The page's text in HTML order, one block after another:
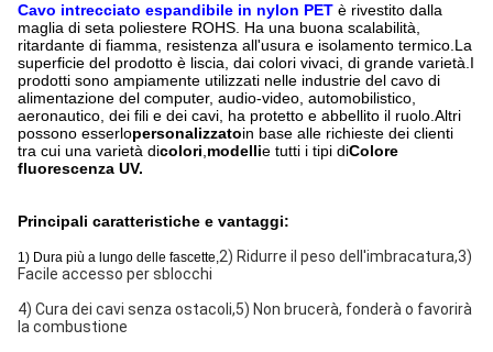
Cavo intrecciato espandibile in nylon PET è rivestito dalla
maglia di seta poliestere ROHS. Ha una buona scalabilità,
ritardante di fiamma, resistenza all'usura e isolamento termico.La
superficie del prodotto è liscia, dai colori vivaci, di grande varietà.I
prodotti sono ampiamente utilizzati nelle industrie del cavo di
alimentazione del computer, audio-video, automobilistico,
aeronautico, dei fili e dei cavi, ha protetto e abbellito il ruolo.Altri
possono esserlopersonalizzatoin base alle richieste dei clienti
tra cui una varietà dicolori modellie tutti i tipi diColore
fluorescenza UV.
Principali caratteristiche e vantaggi:
1) Dura più a lungo delle fascette,2) Ridurre il peso dell'imbracatura,3)
Facile accesso per sblocchi
4) Cura dei cavi senza ostacoli,5) Non brucerà, fonderà o favorirà
la combustione